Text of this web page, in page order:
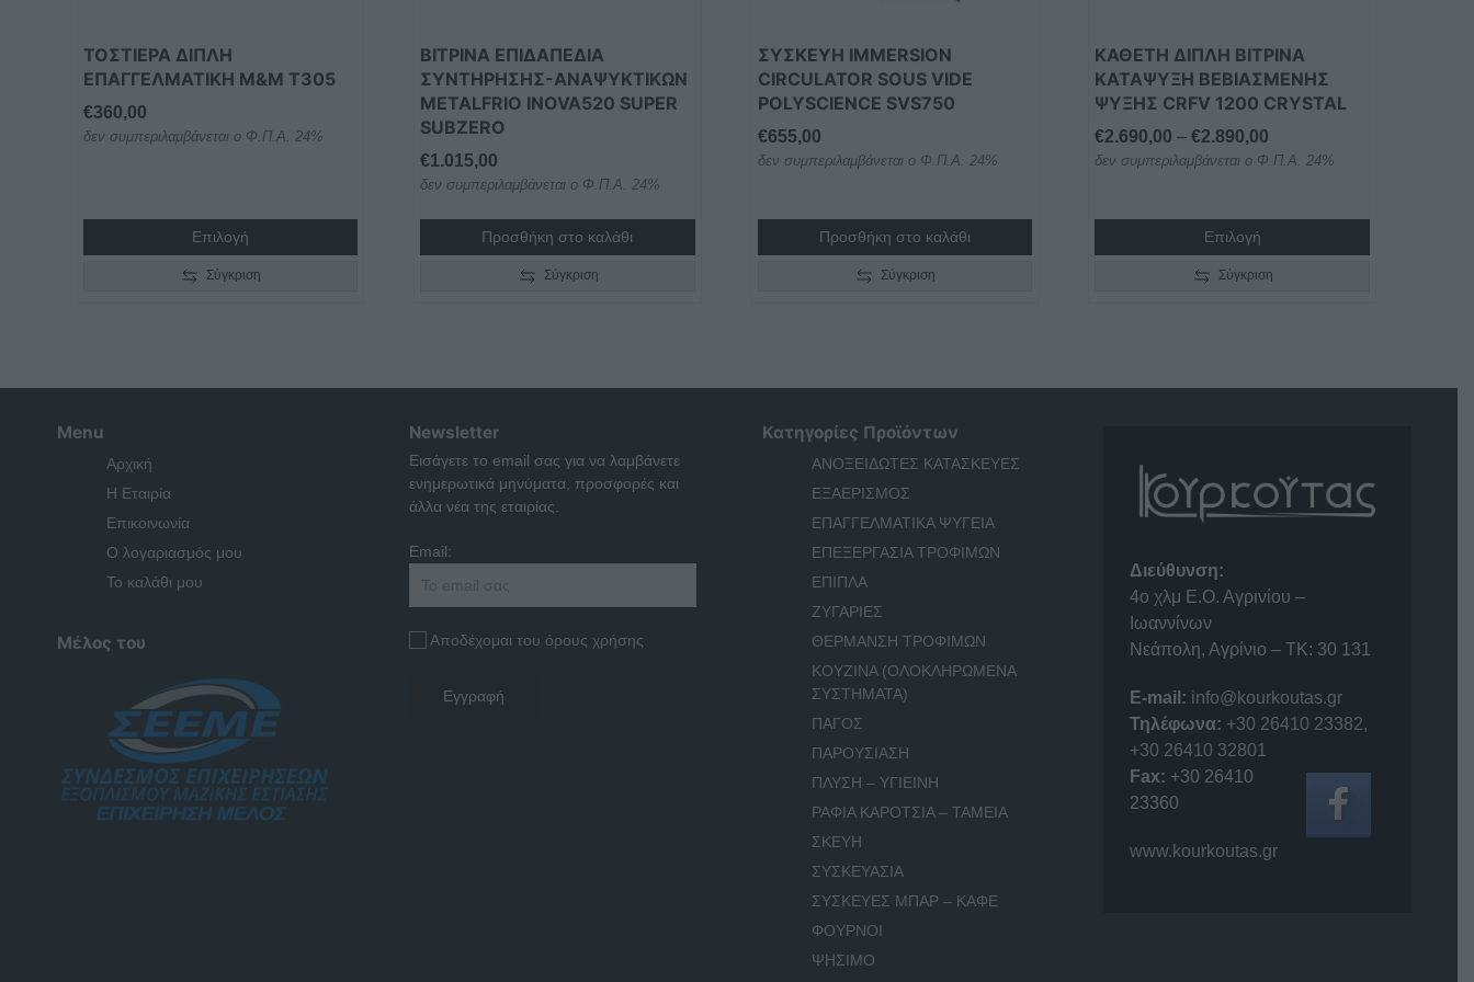
ΤΟΣΤΙΕΡΑ ΔΙΠΛΗ
ΕΠΑΓΓΕΛΜΑΤΙKH M&M Τ305
€360,00
δεν συμπεριλαμβάνεται ο Φ.Π.Α. 24%
Επιλογή
σελίδα
προϊόντος
Σύγκριση
ΒΙΤΡΙΝΑ ΕΠΙΔΑΠΕΔΙΑ
ΣΥΝΤΗΡΗΣΗΣ-ΑΝΑΨΥΚΤΙΚΩΝ
METALFRIO INOVA520 SUPER
SUBZERO
€1.015,00
δεν συμπεριλαμβάνεται ο Φ.Π.Α. 24%
Προσθήκη στο καλάθι
Σύγκριση
ΣΥΣΚΕΥΗ IMMERSION
CIRCULATOR SOUS VIDE
POLYSCIENCE SVS750
€655,00
δεν συμπεριλαμβάνεται ο Φ.Π.Α. 24%
Προσθήκη στο καλάθι
Σύγκριση
ΚΑΘΕΤΗ ΔΙΠΛΗ ΒΙΤΡΙΝΑ
ΚΑΤΑΨΥΞΗ ΒΕΒΙΑΣΜΕΝΗΣ
ΨΥΞΗΣ CRFV 1200 CRYSTAL
€2.690,00 – €2.890,00
range:
δεν συμπεριλαμβάνεται ο Φ.Π.Α. 24%
Επιλογή
σελίδα
του
Σύγκριση
Menu
Αρχική
Η Εταιρία
Επικοινωνία
Ο λογαριασμός μου
Το καλάθι μου
Μέλος του
Newsletter
Εισάγετε το email σας για να λαμβάνετε
ενημερωτικά μηνύματα, προσφορές και
άλλα νέα της εταιρίας.
Email:
Αποδέχομαι του όρους χρήσης
Κατηγορίες Προϊόντων
ΑΝΟΞΕΙΔΩΤΕΣ ΚΑΤΑΣΚΕΥΕΣ
ΕΞΑΕΡΙΣΜΟΣ
ΕΠΑΓΓΕΛΜΑΤΙΚΑ ΨΥΓΕΙΑ
ΕΠΕΞΕΡΓΑΣΙΑ ΤΡΟΦΙΜΩΝ
ΕΠΙΠΛΑ
ΖΥΓΑΡΙΕΣ
ΘΕΡΜΑΝΣΗ ΤΡΟΦΙΜΩΝ
ΚΟΥΖΙΝΑ (ΟΛΟΚΛΗΡΩΜΕΝΑ
ΣΥΣΤΗΜΑΤΑ)
ΠΑΓΟΣ
ΠΑΡΟΥΣΙΑΣΗ
ΠΛΥΣΗ – ΥΓΙΕΙΝΗ
ΡΑΦΙΑ ΚΑΡΟΤΣΙΑ – ΤΑΜΕΙΑ
ΣΚΕΥΗ
ΣΥΣΚΕΥΑΣΙΑ
ΣΥΣΚΕΥΕΣ ΜΠΑΡ – ΚΑΦΕ
ΦΟΥΡΝΟΙ
ΨΗΣΙΜΟ
Διεύθυνση:
4o χλμ Ε.Ο. Αγρινίου –
Ιωαννίνων
Νεάπολη, Αγρίνιο – ΤΚ: 30 131
E-mail: info@kourkoutas.gr
Τηλέφωνα: +30 26410 23382,
+30 26410 32801
Fax: +30 26410
23360
www.kourkoutas.gr